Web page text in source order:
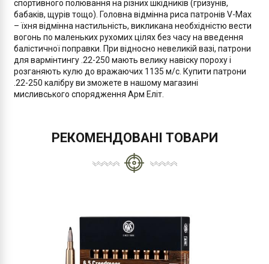
спортивного полювання на різних шкідників (гризунів,
бабаків, щурів тощо). Головна відмінна риса патронів V-Max
– їхня відмінна настильність, викликана необхідністю вести
вогонь по маленьких рухомих цілях без часу на введення
балістичної поправки. При відносно невеликій вазі, патрони
для вармінтингу .22-250 мають велику навіску пороху і
розганяють кулю до вражаючих 1135 м/с. Купити патрони
.22-250 калібру ви зможете в нашому магазині
мисливського спорядження Арм Еліт.
РЕКОМЕНДОВАНІ ТОВАРИ